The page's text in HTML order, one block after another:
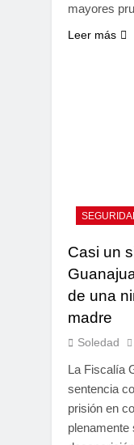
mayores
Leer más
Casi un
de una
madre
Soledad
La Fiscalía
sentencia
prisión en
plenamente